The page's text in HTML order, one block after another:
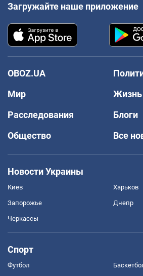
Загружайте наше приложение
OBOZ.UA
Мир
Жизнь
Расследования
Блоги
Общество
Все
Новости Украины
Киев Харьков
Запорожье Днепр
Черкассы
Спорт
Футбол